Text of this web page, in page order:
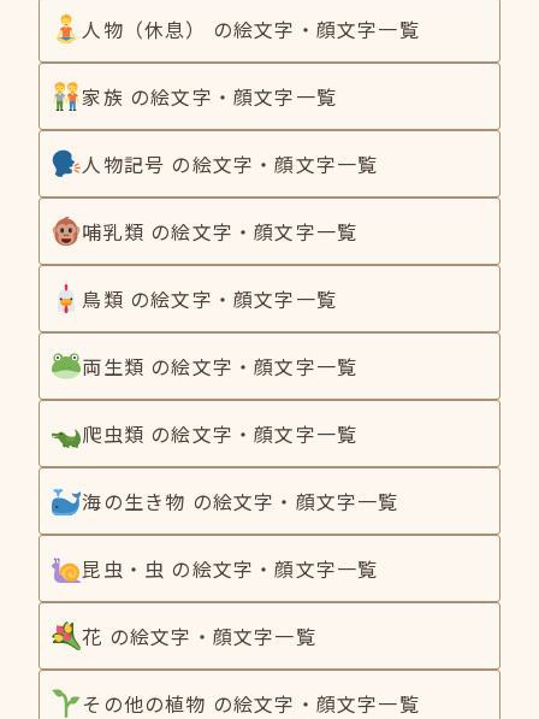
人物（休息） の絵文字・顔文字一覧
家族 の絵文字・顔文字一覧
人物記号 の絵文字・顔文字一覧
哺乳類 の絵文字・顔文字一覧
鳥類 の絵文字・顔文字一覧
両生類 の絵文字・顔文字一覧
爬虫類 の絵文字・顔文字一覧
海の生き物 の絵文字・顔文字一覧
昆虫・虫 の絵文字・顔文字一覧
花 の絵文字・顔文字一覧
その他の植物 の絵文字・顔文字一覧